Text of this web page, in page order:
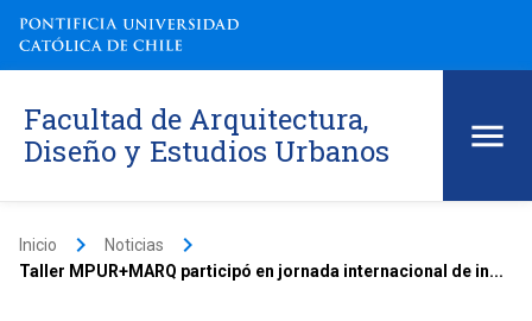
Facultad de Arquitectura,
Diseño y Estudios Urbanos
Inicio keyboard_arrow_right Noticias keyboard_arrow_right
Taller MPUR+MARQ participó en jornada internacional de in...